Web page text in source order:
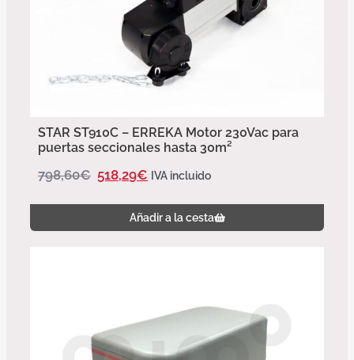
STAR ST910C – ERREKA Motor 230Vac para
puertas seccionales hasta 30m²
798,60€ 518,29€ IVA incluido
Añadir a la cesta